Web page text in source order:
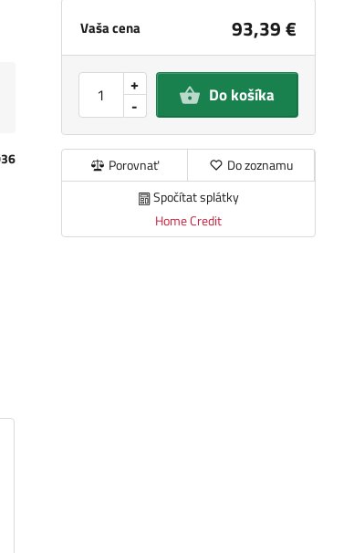
Vaša cena 93,39 €
-
+ Do košíka
Porovnať
Do zoznamu
Spočítat splátky
Home Credit